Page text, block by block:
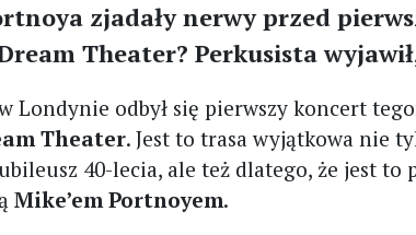
zjadały nerwy przed
Theater? Perkusista
Londynie odbył się pierwszy koncert
Theater. Jest to trasa wyjątkowa nie
40-lecia, ale też dlatego, że jest to
Mike’em Portnoyem.